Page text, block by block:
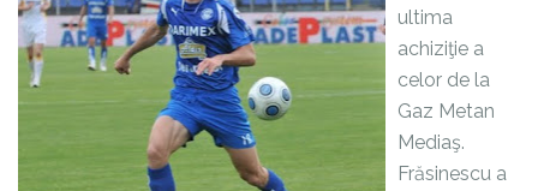
ultima
achiziţie a
celor de la
Gaz Metan
Mediaş.
Frăsinescu a